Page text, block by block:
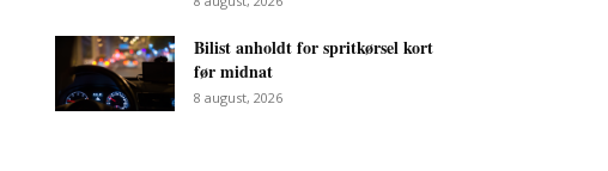
Bilist anholdt for spritkørsel kort
før midnat
8 august, 2026